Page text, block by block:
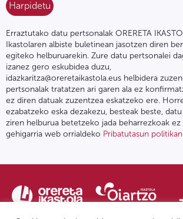
Erraztutako datu pertsonalak ORERETA
Ikastolaren albiste buletinean jasotzen diren
egiteko helburuarekin. Zure datu pertsonalei
izanez gero eskubidea duzu,
idazkaritza@oreretaikastola.eus helbidera
pertsonalak tratatzen ari garen ala ez
ez diren datuak zuzentzea eskatzeko ere.
ezabatzeko eska dezakezu, besteak beste,
ziren helburua betetzeko jada beharrezkoak
gehigarria web orrialdeko Pribatutasun politikan